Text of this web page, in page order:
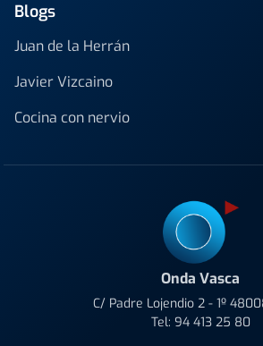
Blogs
Juan de la Herrán
Javier Vizcaino
Cocina con nervio
Onda Vasca
C/ Padre Lojendio 2 - 1º
Tel: 94 413 25 80